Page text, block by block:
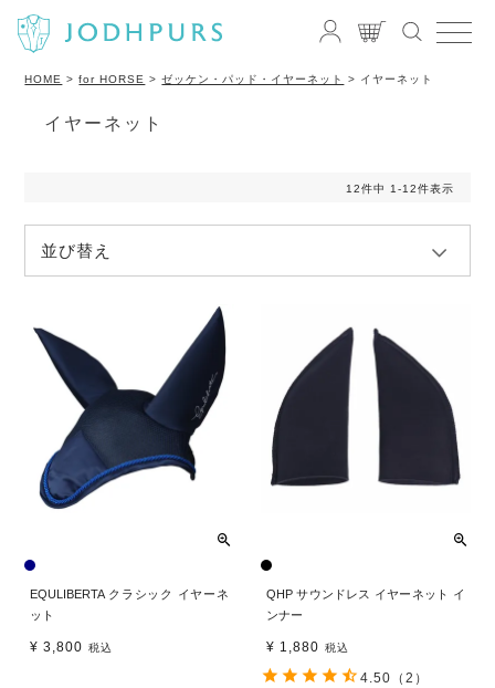
HOME for HORSE ゼッケン・パッド・イヤーネット イヤーネット
イヤーネット
並び替え
12件中 1 -12件表示
EQULIBERTA クラシック イヤーネ
ット
¥ 3,800 税込
QHP サウンドレス イヤーネット イ
ンナー
¥ 1,880 税込
4.50 （2）